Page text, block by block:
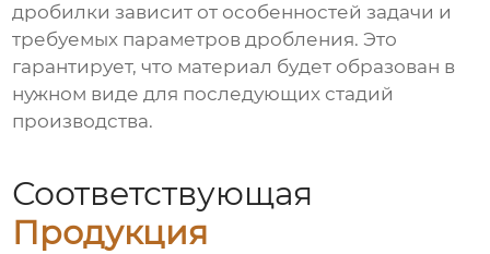
дробилки зависит от особенностей задачи и
требуемых параметров дробления. Это
гарантирует, что материал будет образован в
нужном виде для последующих стадий
производства.
Соответствующая
Продукция